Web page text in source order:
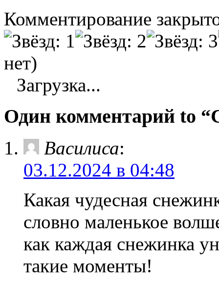
Комментирование
нет)
Загрузка...
Один комментарий
Василиса:
03.12.2024 в 04:48
Какая чудесная
словно маленькое
как каждая снежинка
такие моменты!